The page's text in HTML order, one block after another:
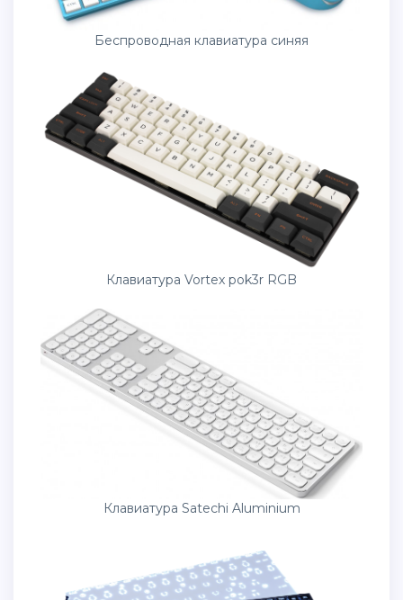
Беспроводная клавиатура синяя
Клавиатура Vortex pok3r RGB
Клавиатура Satechi Aluminium